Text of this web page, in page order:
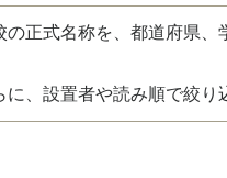
正式名称を、都道府県
、設置者や読み順で絞り